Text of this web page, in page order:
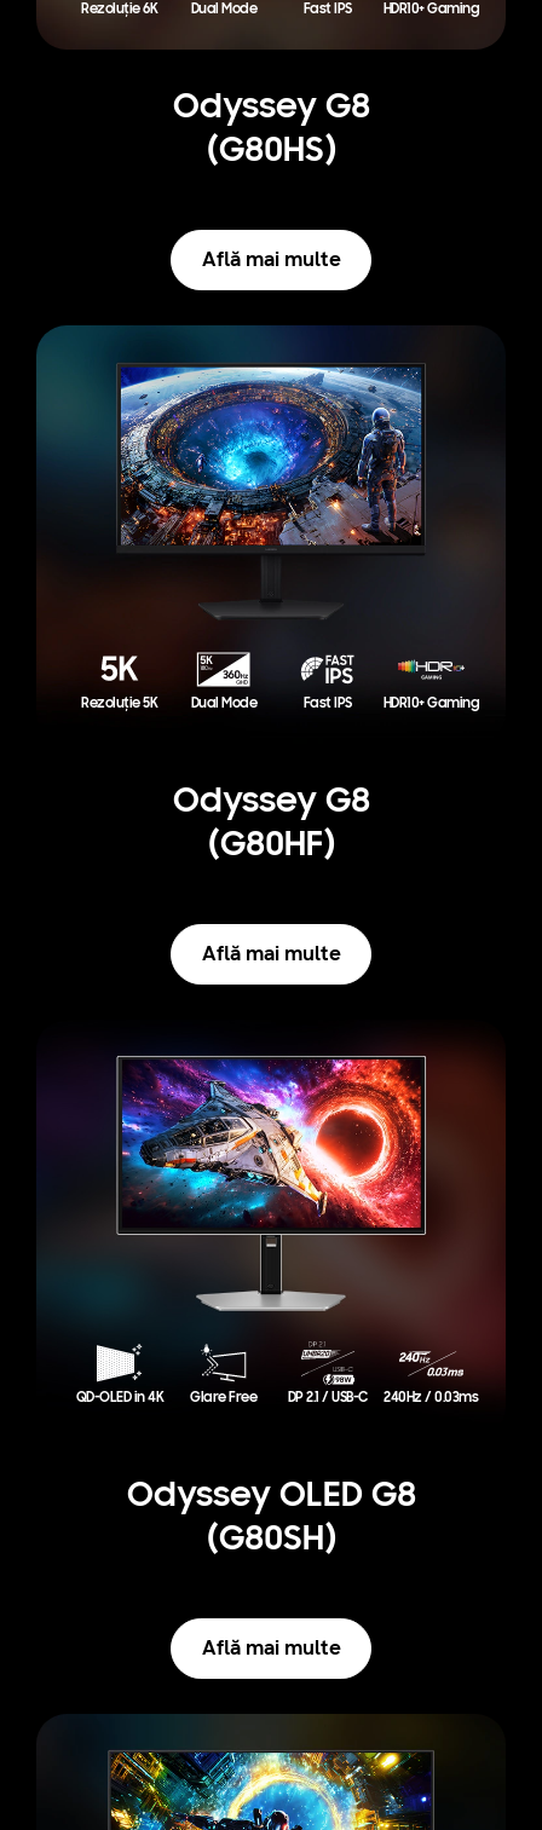
Rezoluție 6K Dual Mode Fast IPS HDR10+ Gaming
Odyssey G8
(G80HS)
Află mai multe
Rezoluție 5K Dual Mode Fast IPS HDR10+ Gaming
Odyssey G8
(G80HF)
Află mai multe
QD-OLED in 4K Glare Free DP 2.1 / USB-C 240Hz / 0.03ms
Odyssey OLED G8
(G80SH)
Află mai multe